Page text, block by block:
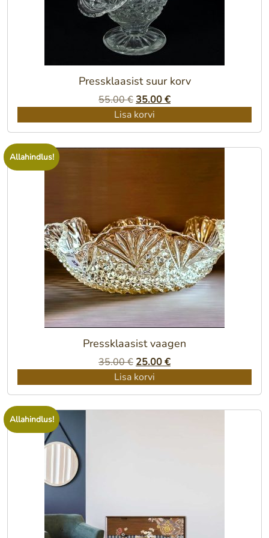
Pressklaasist suur korv
55.00€ Algne
hind
35.00€Praegune
Lisa korvi
Allahindlus!
Pressklaasist vaagen
35.00€ Algne
hind
25.00€Praegune
Lisa korvi
Allahindlus!